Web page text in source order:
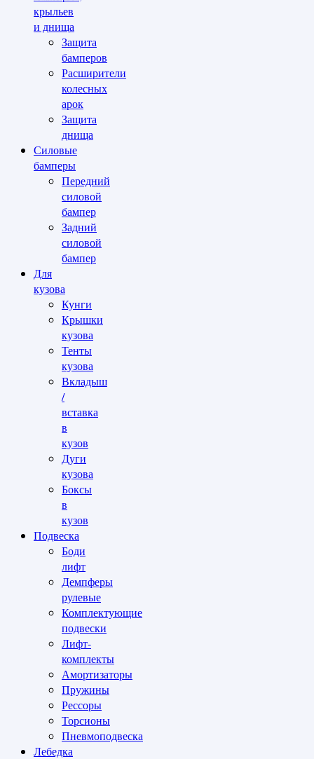
крыльев
и днища
Защита
бамперов
Расширители
колесных
арок
Защита
днища
Силовые
бамперы
Передний
силовой
бампер
Задний
силовой
бампер
Для
кузова
Кунги
Крышки
кузова
Тенты
кузова
Вкладыш
/
вставка
в
кузов
Дуги
кузова
Боксы
в
кузов
Подвеска
Боди
лифт
Демпферы
рулевые
Комплектующие
подвески
Лифт-
комплекты
Амортизаторы
Пружины
Рессоры
Торсионы
Пневмоподвеска
Лебедка